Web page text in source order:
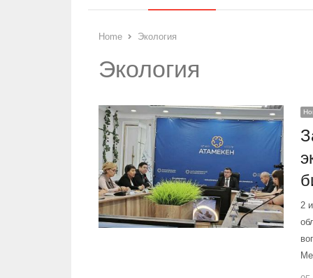
Home Экология
Экология
2